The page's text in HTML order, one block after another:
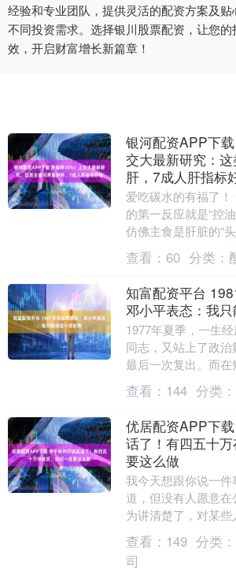
经验和专业团队，提供灵活的配资方案及
不同投资需求。选择银川股票配资，让您
效，开启财富增长新篇章！
银河配资APP下
交大最新研究：
肝，7成人肝指标
爱吃碳水的有福了！
的第一反应就是“控
仿佛主食是肝脏的“
持不仅会引发焦虑，
营养不足、....
查看： 60 分类：
知富配资平台
邓小平表态：我
1977年夏季，一生
同志，又站上了政
最后一次复出。而
三中全会上，他的领
确立下来。....
查看： 144 分类：
优居配资APP下
话了！有四五十
要这么做
我今天想跟你说一
道，但没有人愿意
为讲清楚了，对某
利？那些希望你继续
继续做某个决策....
查看： 149 分类：
司